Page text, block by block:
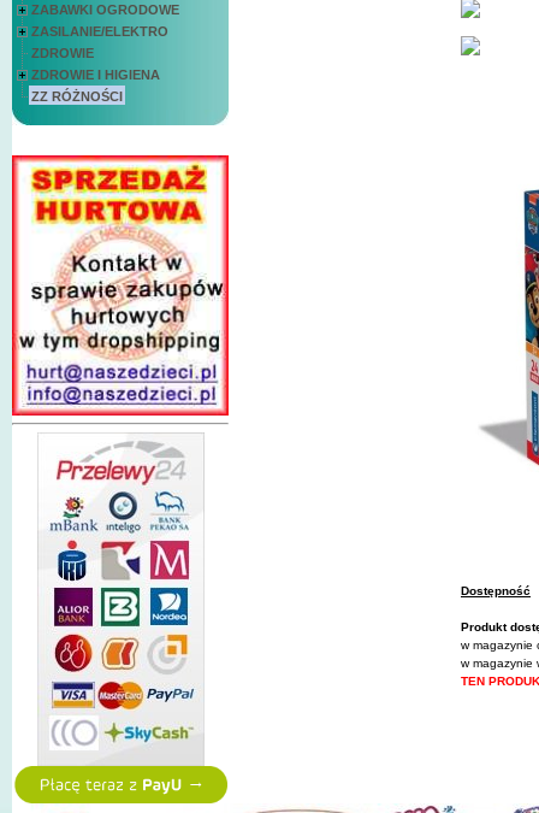
ZABAWKI OGRODOWE
ZASILANIE/ELEKTRO
ZDROWIE
ZDROWIE I HIGIENA
ZZ RÓŻNOŚCI
Dostępność
Produkt
w magazynie
w magazynie